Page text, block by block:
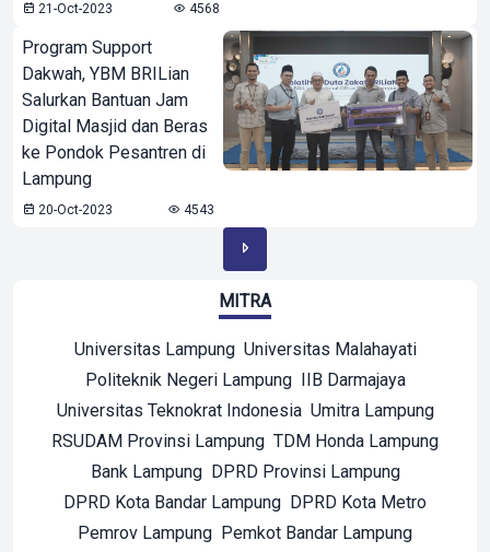
21-Oct-2023 4568
Program Support
Dakwah, YBM BRILian
Salurkan Bantuan Jam
Digital Masjid dan Beras
ke Pondok Pesantren di
Lampung
20-Oct-2023 4543
MITRA
Universitas Lampung Universitas Malahayati
Politeknik Negeri Lampung IIB Darmajaya
Universitas Teknokrat Indonesia Umitra Lampung
RSUDAM Provinsi Lampung TDM Honda Lampung
Bank Lampung DPRD Provinsi Lampung
DPRD Kota Bandar Lampung DPRD Kota Metro
Pemrov Lampung Pemkot Bandar Lampung